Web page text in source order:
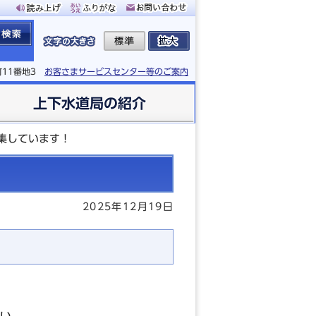
11番地3 お客さまサービスセンター等のご案内
上下水道局の紹介
しています！
2025年12月19日